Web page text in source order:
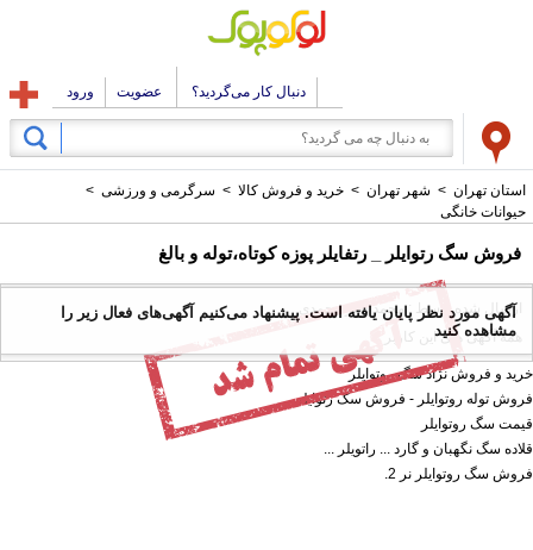
دنبال کار می‌گردید؟ عضویت ورود
استان تهران > شهر تهران > خرید و فروش کالا > سرگرمی و ورزشی >
حیوانات خانگی
فروش سگ رتوایلر _ رتفایلر پوزه کوتاه،توله و بالغ
ارسال شده توسط : محمد امیر محمدی
همه آگهی های این کاربر
خرید و فروش نژاد سگ روتوایلر
فروش توله روتوایلر - فروش سگ رتوایلر
قیمت سگ روتوایلر
قلاده سگ نگهبان و گارد ... راتویلر ...
فروش سگ روتوایلر نر 2.
آگهی مورد نظر پایان یافته است. پیشنهاد می‌کنیم آگهی‌های فعال زیر را
مشاهده کنید